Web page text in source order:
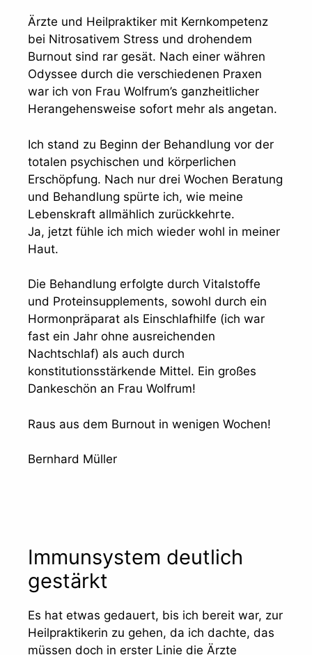
Ärzte und Heilpraktiker mit Kernkompetenz
bei Nitrosativem Stress und drohendem
Burnout sind rar gesät. Nach einer währen
Odyssee durch die verschiedenen Praxen
war ich von Frau Wolfrum’s ganzheitlicher
Herangehensweise sofort mehr als angetan.
Ich stand zu Beginn der Behandlung vor der
totalen psychischen und körperlichen
Erschöpfung. Nach nur drei Wochen Beratung
und Behandlung spürte ich, wie meine
Lebenskraft allmählich zurückkehrte.
Ja, jetzt fühle ich mich wieder wohl in meiner
Haut.
Die Behandlung erfolgte durch Vitalstoffe
und Proteinsupplements, sowohl durch ein
Hormonpräparat als Einschlafhilfe (ich war
fast ein Jahr ohne ausreichenden
Nachtschlaf) als auch durch
konstitutionsstärkende Mittel. Ein großes
Dankeschön an Frau Wolfrum!
Raus aus dem Burnout in wenigen Wochen!
Bernhard Müller
Immunsystem deutlich
gestärkt
Es hat etwas gedauert, bis ich bereit war, zur
Heilpraktikerin zu gehen, da ich dachte, das
müssen doch in erster Linie die Ärzte